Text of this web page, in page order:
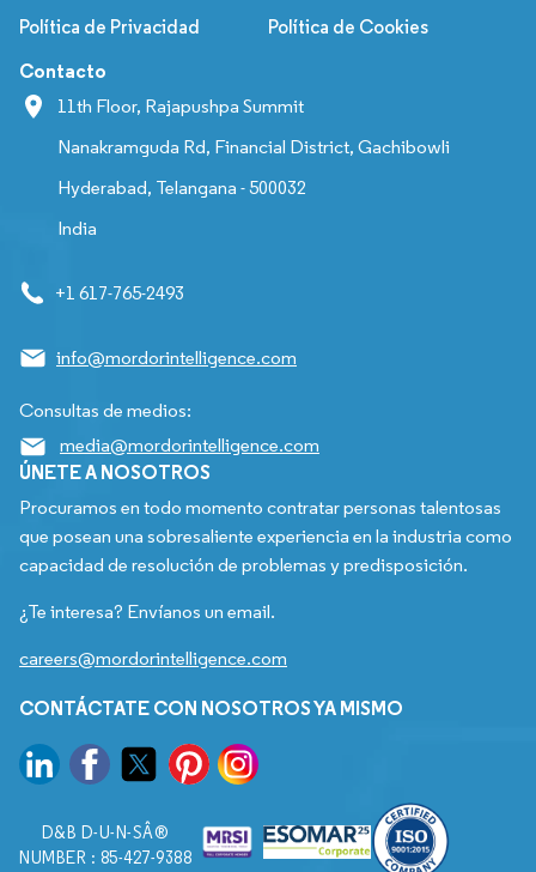
Política de Privacidad Política de Cookies
Contacto
11th Floor, Rajapushpa Summit
Nanakramguda Rd, Financial District, Gachibowli
Hyderabad, Telangana - 500032
India
+1 617-765-2493
info@mordorintelligence.com
Consultas de medios:
media@mordorintelligence.com
ÚNETE A NOSOTROS
Procuramos en todo momento contratar personas talentosas
que posean una sobresaliente experiencia en la industria como
capacidad de resolución de problemas y predisposición.
¿Te interesa? Envíanos un email.
careers@mordorintelligence.com
CONTÁCTATE CON NOSOTROS YA MISMO
D&B D-U-N-SÂ®
NUMBER : 85-427-9388